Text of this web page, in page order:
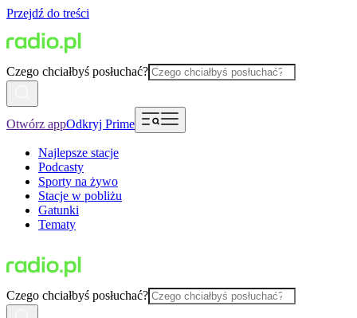
Przejdź do treści
Czego chciałbyś posłuchać?
Otwórz appOdkryj Prime
Najlepsze stacje
Podcasty
Sporty na żywo
Stacje w pobliżu
Gatunki
Tematy
Czego chciałbyś posłuchać?